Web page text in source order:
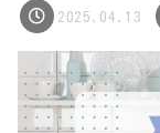
2025.04.13